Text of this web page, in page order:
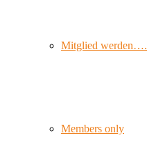
Mitglied werden….
Members only